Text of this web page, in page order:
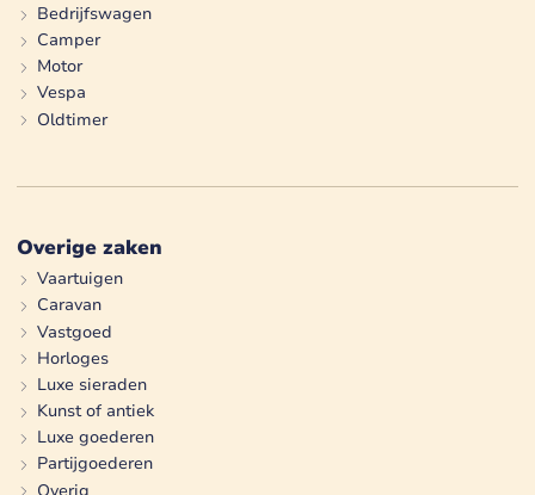
Bedrijfswagen
Camper
Motor
Vespa
Oldtimer
Overige zaken
Vaartuigen
Caravan
Vastgoed
Horloges
Luxe sieraden
Kunst of antiek
Luxe goederen
Partijgoederen
Overig